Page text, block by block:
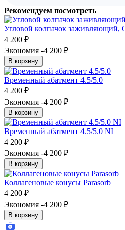
Рекомендуем посмотреть
Угловой колпачок заживляющий,
4 200 ₽
Экономия -4 200 ₽
В корзину
Временный абатмент 4.5/5.0
4 200 ₽
Экономия -4 200 ₽
В корзину
Временный абатмент 4.5/5.0 NI
4 200 ₽
Экономия -4 200 ₽
В корзину
Коллагеновые конусы Parasorb
4 200 ₽
Экономия -4 200 ₽
В корзину